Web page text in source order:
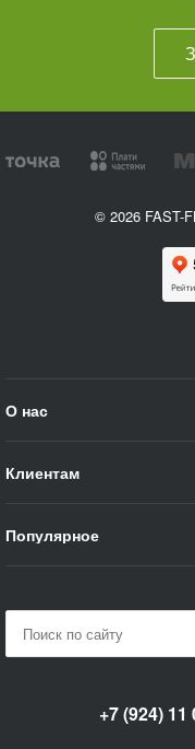
© 2026 FAST-
О нас
Клиентам
Популярное
+7 (924) 11